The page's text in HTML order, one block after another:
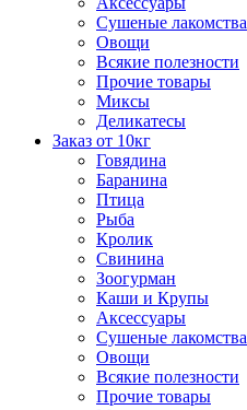
Сушеные лакомства
Овощи
Всякие полезности
Прочие товары
Миксы
Деликатесы
Заказ от 10кг
Говядина
Баранина
Птица
Рыба
Кролик
Свинина
Зоогурман
Каши и Крупы
Аксессуары
Сушеные лакомства
Овощи
Всякие полезности
Прочие товары